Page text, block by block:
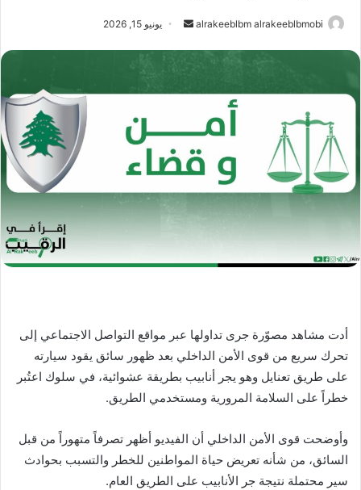
alrakeeblbm alrakeeblbmobi
أرسل
إلكترونيا
يونيو 15, 2026
أدت مشاهد مصوّرة جرى تداولها عبر مواقع التواصل الاجتماعي إلى
تحرك سريع من قوى الأمن الداخلي بعد ظهور سائق يقود سيارته
على طريق تعنايل وهو يجر أنابيب بطريقة عشوائية، في سلوك اعتُبر
خطراً على السلامة المرورية ومستخدمي الطريق.
وأوضحت قوى الأمن الداخلي أن الفيديو أظهر تصرفاً متهوراً من قبل
السائق، من شأنه تعريض حياة المواطنين للخطر والتسبب بحوادث
سير محتملة نتيجة جر الأنابيب على الطريق العام.